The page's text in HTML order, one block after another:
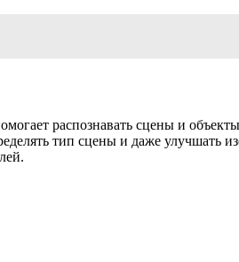
распознавать сцены и
тип сцены и даже